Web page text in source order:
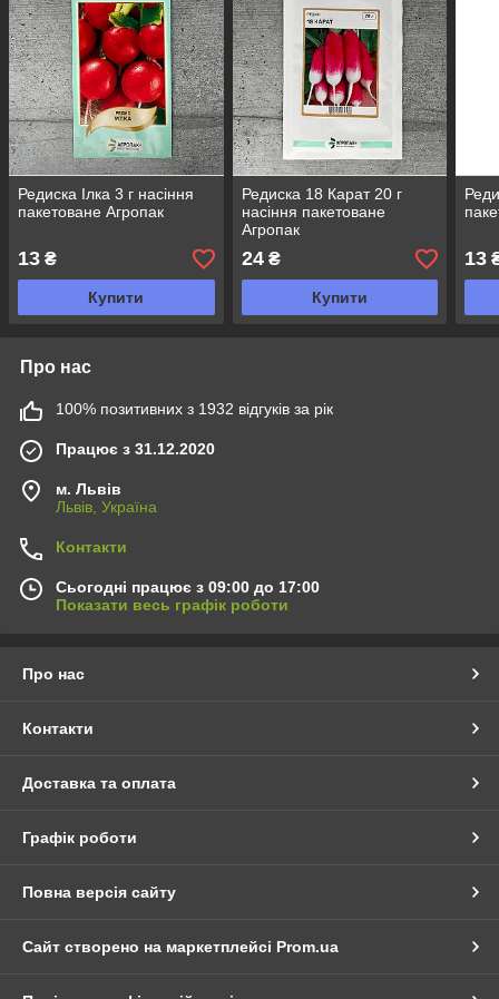
Редиска Ілка 3 г насіння
пакетоване Агропак
13 ₴
Купити
Редиска 18 Карат 20 г
насіння пакетоване
Агропак
24₴
Купити
13
Про нас
100% позитивних з 1932 відгуків за рік
Працює з 31.12.2020
м. Львів
Львів, Україна
Контакти
Сьогодні працює з 09:00 до 17:00
Показати весь графік роботи
Про нас
Контакти
Доставка та оплата
Графік роботи
Повна версія сайту
Сайт створено на маркетплейсі Prom.ua